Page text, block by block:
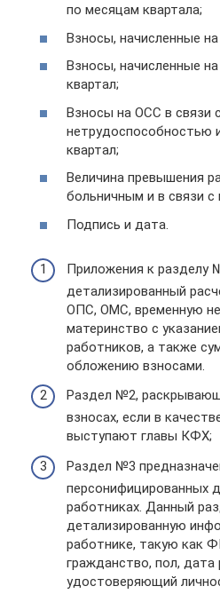
по месяцам квартала;
Взносы, начисленные
Взносы, начисленные
квартал;
Взносы на ОСС в связи
нетрудоспособностью
квартал;
Величина превышения
больничным и в связи с
Подпись и дата.
Приложения к
детализированный
ОПС, ОМС, временную
материнство с
работников, а также
обложению взносами.
Раздел №2,
взносах, если в
выступают главы КФХ;
Раздел №3
персонифицированных
работниках. Данный
детализированную
работнике, такую как
гражданство, пол,
удостоверяющий